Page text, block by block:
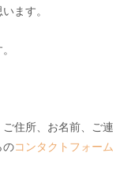
ます。
住所、お名前、ご連
のコンタクトフォーム